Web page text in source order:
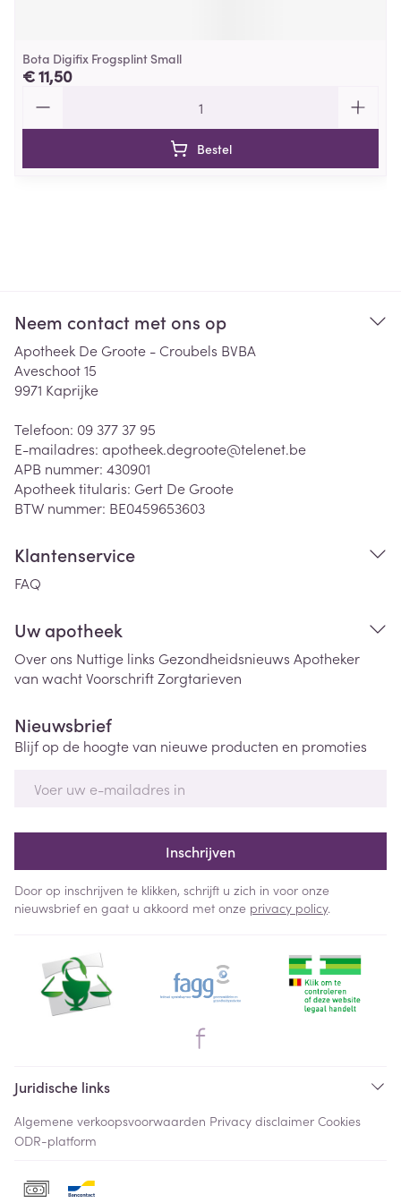
Bota Digifix Frogsplint Small
€ 11,50
Bestel
Neem contact met ons op
Apotheek De Groote - Croubels BVBA
Aveschoot 15
9971 Kaprijke
Telefoon: 09 377 37 95
E-mailadres: apotheek.degroote@telenet.be
APB nummer: 430901
Apotheek titularis: Gert De Groote
BTW nummer: BE0459653603
Klantenservice
FAQ
Uw apotheek
Over ons Nuttige links Gezondheidsnieuws Apotheker
van wachtVoorschriftZorgtarieven
Nieuwsbrief
Blijf op de hoogte van nieuwe producten en promoties
Inschrijven
Door op inschrijven te klikken, schrijft u zich in voor onze
nieuwsbrief en gaat u akkoord met onze privacy policy.
Juridische links
Algemene verkoopsvoorwaarden Privacy disclaimer Cookies
ODR-platform